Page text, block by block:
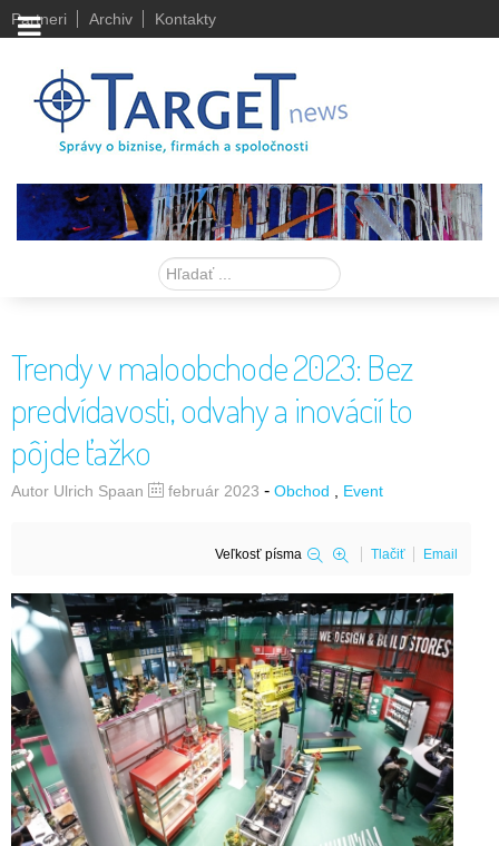
Partneri Archiv Kontakty
Hľadať
Trendy v maloobchode 2023: Bez
predvídavosti, odvahy a inovácií to
pôjde ťažko
Autor Ulrich Spaan február 2023 - Obchod Event
Veľkosť písma Tlačiť Email